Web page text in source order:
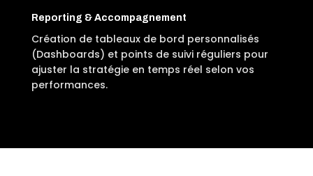
Reporting & Accompagnement
Création de tableaux de bord personnalisés
(Dashboards) et points de suivi réguliers pour
ajuster la stratégie en temps réel selon vos
performances.